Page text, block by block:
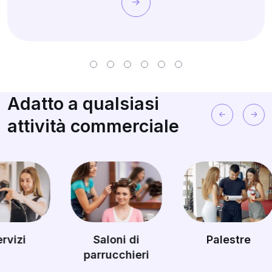
Adatto a qualsiasi
attività commerciale
parrucchieri